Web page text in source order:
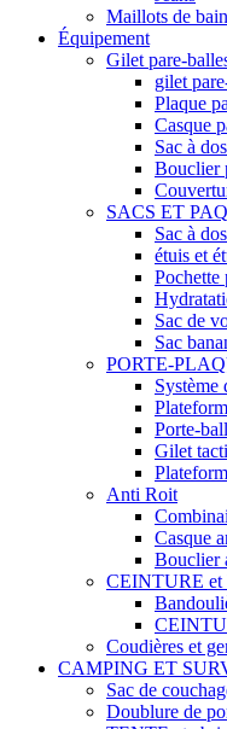
Maillots de bain
Équipement
Gilet pare-
gilet
Plaque
Casque
Sac à
Bouclier
SACS ET
Sac à
étuis et
Pochette
Sac de
Sac
PORTE-
Système
Porte-
Gilet
Anti Roit
Casque
Bouclier
CEINTURE et
Coudières et
CAMPING ET
Sac de
Doublure de